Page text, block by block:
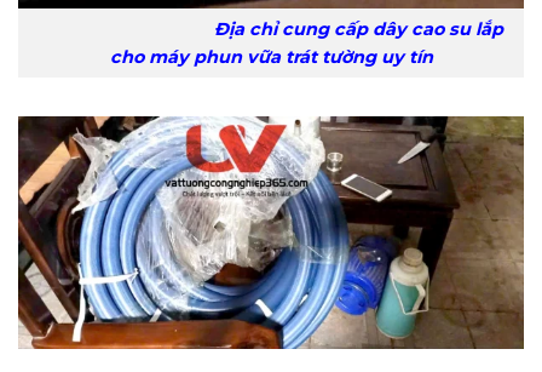
Địa chỉ cung cấp dây cao su lắp
cho máy phun vữa trát tường uy tín